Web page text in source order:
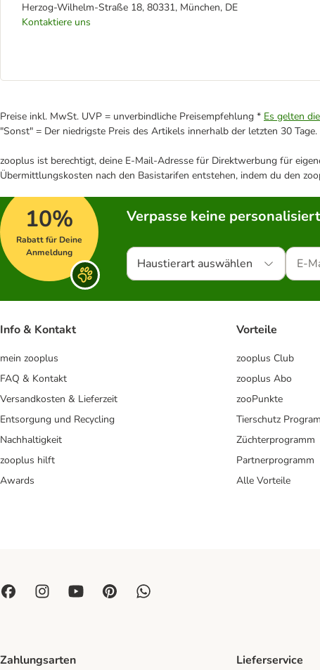
Herzog-Wilhelm-Straße 18, 80331, München, DE
Kontaktiere uns
Preise inkl. MwSt. UVP = unverbindliche Preisempfehlung * Es gelten
"Sonst" = Der niedrigste Preis des Artikels innerhalb der letzten 30 Tage.
zooplus ist berechtigt, deine E-Mail-Adresse für Direktwerbung für
Übermittlungskosten nach den Basistarifen entstehen, indem du den
10%
Rabatt für Deine
Anmeldung
Verpasse keine
Haustierart auswählen
Info & Kontakt
mein zooplus
FAQ & Kontakt
Versandkosten & Lieferzeit
Entsorgung und Recycling
Nachhaltigkeit
zooplus hilft
Awards
Vorteile
zooplus Club
zooplus Abo
zooPunkte
Tierschutz
Züchterprogramm
Partnerprogramm
Alle Vorteile
Zahlungsarten Lieferservice